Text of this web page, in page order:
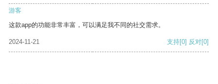
游客
这款app的功能非常丰富，可以满足我不同的社交需求。
2024-11-21 支持[0] 反对[0]